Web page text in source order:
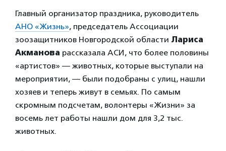
Главный организатор праздника, руководитель
АНО «Жизнь», председатель Ассоциации
зоозащитников Новгородской области Лариса
Акманова рассказала АСИ, что более половины
«артистов» — животных, которые выступали на
мероприятии, — были подобраны с улиц, нашли
хозяев и теперь живут в семьях. По самым
скромным подсчетам, волонтеры «Жизни» за
восемь лет работы нашли дом для 3,2 тыс.
животных.